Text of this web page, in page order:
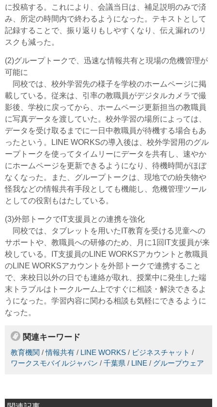
に投稿する。これにより、会議当日は、補足説明のみで済
み、所定の時間内で終わるようになった。テキストとして
記録することで、振り返りもしやすくなり、伝え漏れのリ
スクも減った。
(2)グループトークで、迅速な情報共有と現場の危機管理が
可能に
同校では、校外学習先の様子を学校のホームページに掲
載している。従来は、引率の教職員がデジタルカメラで撮
影後、学校に戻ってから、ホームページ更新担当の教職員
に写真データを渡していた。校外学習の場所によっては、
データを受け取るまでに一日中教職員が待機する場合もあ
ったという。LINE WORKSの導入後は、校外学習用のグル
ープトークを使ってタイムリーにデータを共有し、速やか
にホームページを更新できるようになり、待機時間がほぼ
なくなった。また、グループトークは、現地での紛失物や
怪我などの情報共有手段としても機能し、危機管理ツール
としての役割もはたしている。
(3)外部トークでIT支援員との連携を強化
同校では、タブレットを用いたIT教育を受ける児童への
サポートや、教職員への研修のため、月に1回IT支援員が来
校している。IT支援員のLINE WORKSアカウントと教職員
のLINE WORKSアカウントを外部トークで連携すること
で、来校日以外の日でも連絡が取れ、授業中に発生した端
末トラブルはトークルーム上ですぐに相談・解決できるよ
うになった。学習内容に関わる相談も気軽にできるように
なった。
関連キーワード
教育機関 /情報共有 / LINE WORKS / ビジネスチャット /
ワークスモバイルジャパン / 千葉県 / LINE / グループウェア